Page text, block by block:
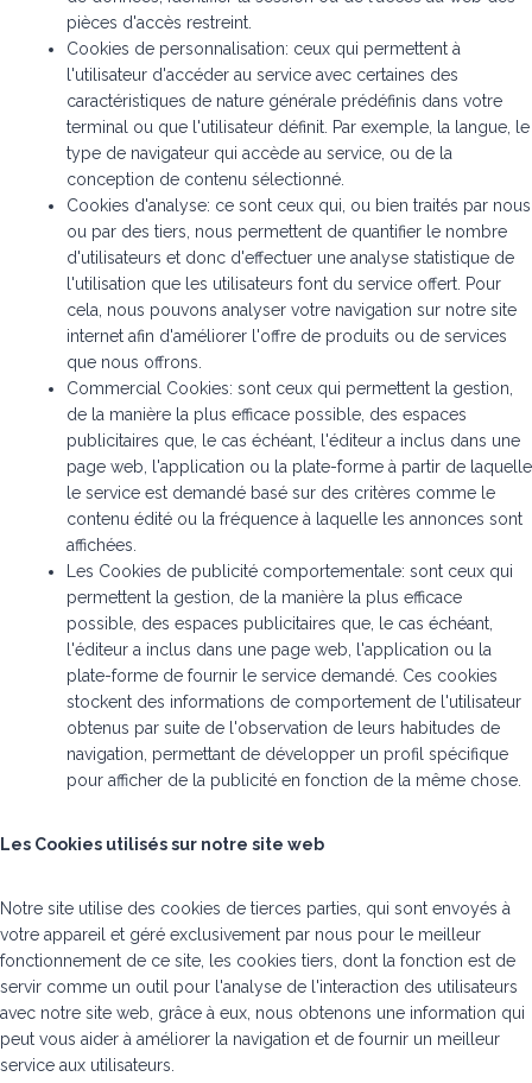
pièces d'accès restreint.
Cookies de personnalisation: ceux qui permettent à
l'utilisateur d'accéder au service avec certaines des
caractéristiques de nature générale prédéfinis dans votre
terminal ou que l'utilisateur définit. Par exemple, la langue, le
type de navigateur qui accède au service, ou de la
conception de contenu sélectionné.
Cookies d'analyse: ce sont ceux qui, ou bien traités par nous
ou par des tiers, nous permettent de quantifier le nombre
d'utilisateurs et donc d'effectuer une analyse statistique de
l'utilisation que les utilisateurs font du service offert. Pour
cela, nous pouvons analyser votre navigation sur notre site
internet afin d'améliorer l'offre de produits ou de services
que nous offrons.
Commercial Cookies: sont ceux qui permettent la gestion,
de la manière la plus efficace possible, des espaces
publicitaires que, le cas échéant, l'éditeur a inclus dans une
page web, l'application ou la plate-forme à partir de laquelle
le service est demandé basé sur des critères comme le
contenu édité ou la fréquence à laquelle les annonces sont
affichées.
Les Cookies de publicité comportementale: sont ceux qui
permettent la gestion, de la manière la plus efficace
possible, des espaces publicitaires que, le cas échéant,
l'éditeur a inclus dans une page web, l'application ou la
plate-forme de fournir le service demandé. Ces cookies
stockent des informations de comportement de l'utilisateur
obtenus par suite de l'observation de leurs habitudes de
navigation, permettant de développer un profil spécifique
pour afficher de la publicité en fonction de la même chose.
Les Cookies utilisés sur notre site web
Notre site utilise des cookies de tierces parties, qui sont envoyés à
votre appareil et géré exclusivement par nous pour le meilleur
fonctionnement de ce site, les cookies tiers, dont la fonction est de
servir comme un outil pour l'analyse de l'interaction des utilisateurs
avec notre site web, grâce à eux, nous obtenons une information qui
peut vous aider à améliorer la navigation et de fournir un meilleur
service aux utilisateurs.